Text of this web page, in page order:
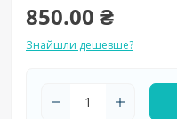
850.00 ₴
Знайшли дешевше?